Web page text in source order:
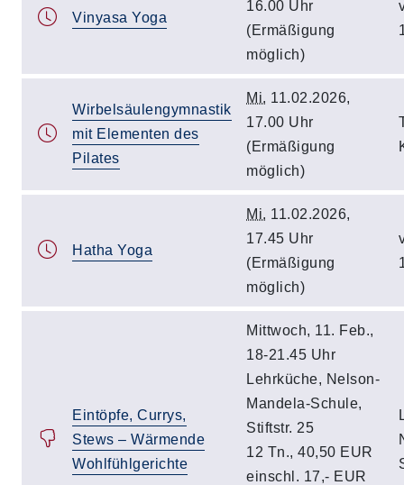
Vinyasa Yoga
16.00 Uhr
(Ermäßigung
möglich)
Wirbelsäulengymnastik
mit Elementen des
Pilates
Mi. 11.02.2026,
17.00 Uhr
(Ermäßigung
möglich)
Hatha Yoga
Mi. 11.02.2026,
17.45 Uhr
(Ermäßigung
möglich)
Eintöpfe, Currys,
Stews – Wärmende
Wohlfühlgerichte
Mittwoch, 11. Feb.,
18-21.45 Uhr
Lehrküche, Nelson-
Mandela-Schule,
Stiftstr. 25
12 Tn., 40,50 EUR
einschl. 17,- EUR